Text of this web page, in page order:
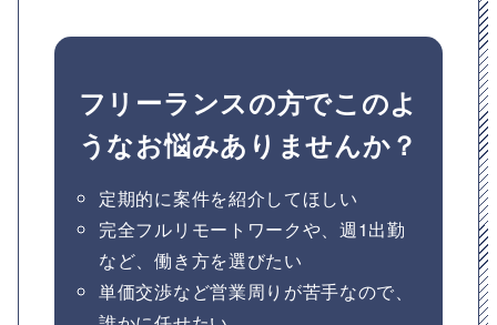
フリーランスの方でこのよ
うなお悩みありませんか？
定期的に案件を紹介してほしい
完全フルリモートワークや、週1出勤
など、働き方を選びたい
単価交渉など営業周りが苦手なので、